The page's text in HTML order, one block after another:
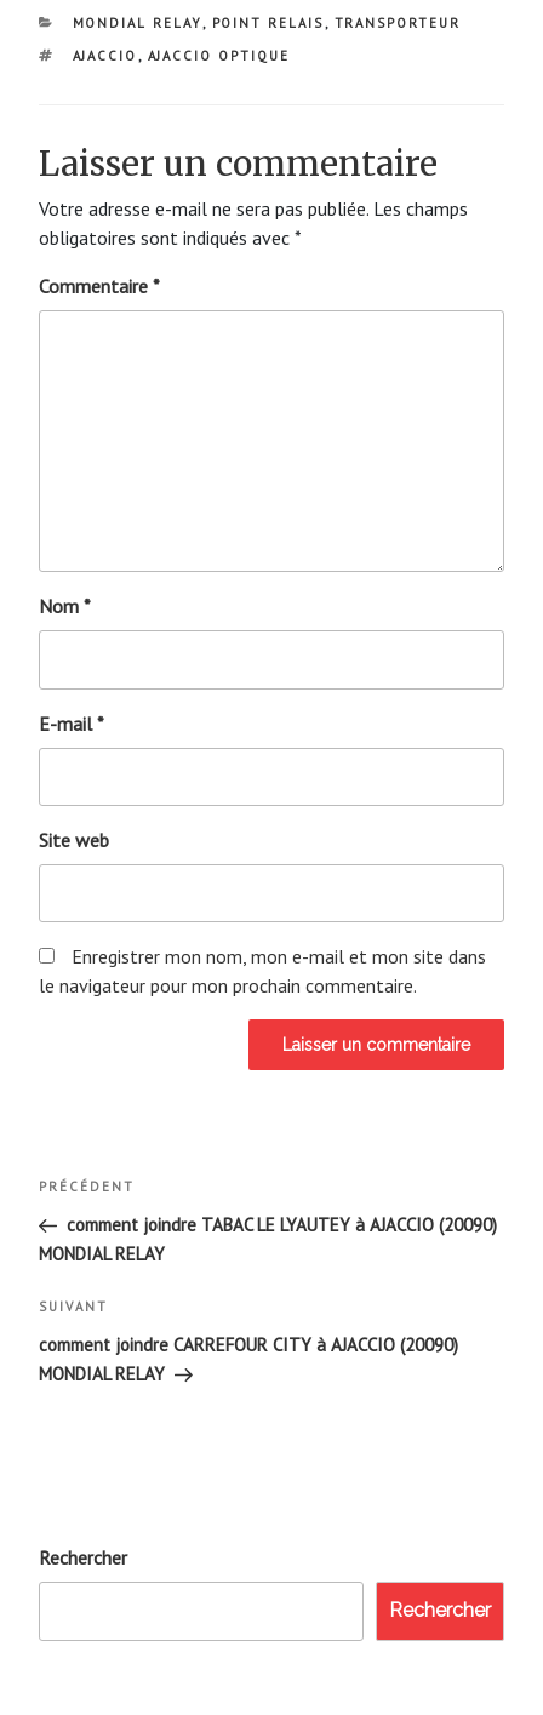
CATÉGORIES
MONDIAL RELAY , POINT RELAIS , TRANSPORTEUR
ÉTIQUETTES
AJACCIO , AJACCIO OPTIQUE
Laisser un commentaire
Votre adresse e-mail ne sera pas publiée. Les champs
obligatoires sont indiqués avec *
Commentaire *
Nom *
E-mail*
Site web
Enregistrer mon nom, mon e-mail et mon site dans
le navigateur pour mon prochain commentaire.
Navigation
de
l’article
Article
précédent
PRÉCÉDENT
comment joindre TABAC LE LYAUTEY à AJACCIO (20090)
MONDIAL RELAY
Article
suivant
SUIVANT
comment joindre CARREFOUR CITY à AJACCIO (20090)
MONDIAL RELAY
Rechercher
Rechercher